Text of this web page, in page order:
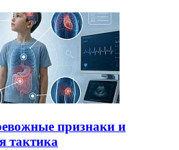
признаки и
тактика